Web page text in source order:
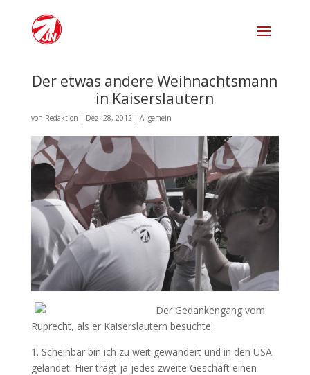
Der etwas andere Weihnachtsmann
in Kaiserslautern
von Redaktion | Dez. 28, 2012| Allgemein
Der Gedankengang vom
Ruprecht, als er Kaiserslautern besuchte:
1. Scheinbar bin ich zu weit gewandert und in den USA
gelandet. Hier trägt ja jedes zweite Geschäft einen